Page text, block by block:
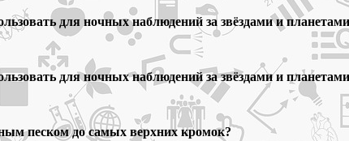
для ночных наблюдений за звёздами и
для ночных наблюдений за звёздами и
песком до самых верхних кромок?